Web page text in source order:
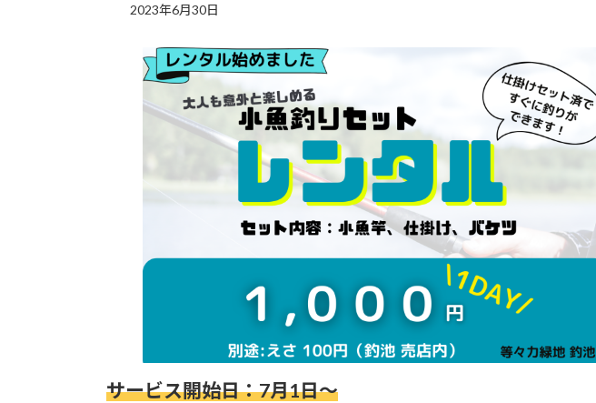
2023年6月30日
サービス開始日：7月1日～